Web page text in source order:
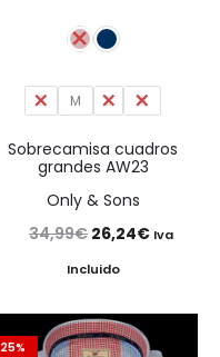
S M L XL
Sobrecamisa cuadros
grandes AW23
Only & Sons
34,99€ El
precio
era:
26,24€ElIva
Incluido
25%